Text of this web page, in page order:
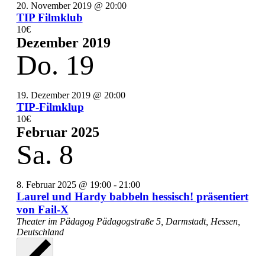
20. November 2019 @ 20:00
TIP Filmklub
10€
Dezember 2019
Do. 19
19. Dezember 2019 @ 20:00
TIP-Filmklup
10€
Februar 2025
Sa. 8
8. Februar 2025 @ 19:00- 21:00
Laurel und Hardy babbeln hessisch! präsentiert
von Fail-X
Theater im Pädagog Pädagogstraße 5, Darmstadt, Hessen,
Deutschland